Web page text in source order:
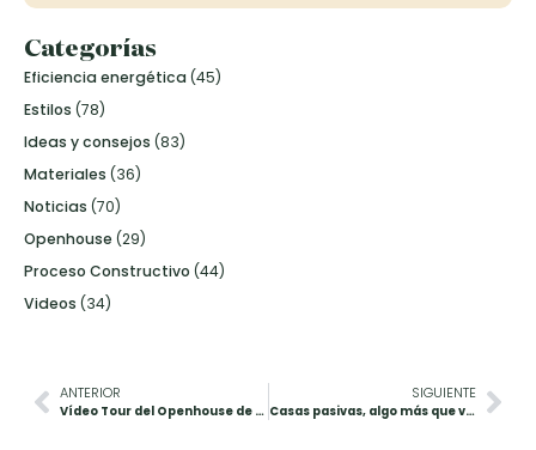
Categorías
Eficiencia energética(45)
Estilos (78)
Ideas y consejos (83)
Materiales (36)
Noticias (70)
Openhouse (29)
Proceso Constructivo (44)
Videos (34)
ANTERIOR
Vídeo Tour del Openhouse de Segovia
SIGUIENTE
Casas pasivas, algo más que viviendas ecológicas